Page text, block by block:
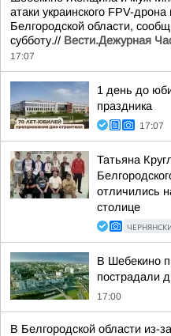
атаки украинского FPV-
Белгородской области,
субботу.// Вести.Дежурная
17:07
1 день до
праздника
17:07
Татьяна
отличились
столице
В Шебекино
пострадали
17:00
В Белгородской области из-